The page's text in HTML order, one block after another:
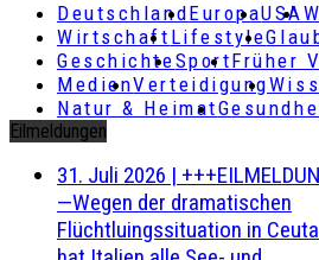
DeutschlandEuropaUSA
Wirtschaft Lifestyle
GeschichteSportFrüher
MedienVerteidigung
Natur & Heimat
Eilmeldungen
31. Juli 2026 |
—Wegen der dramatischen
Flüchtluingssituation in Ceuta